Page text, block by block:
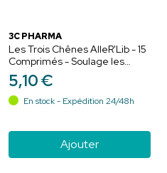
3C PHARMA
Les Trois Chênes AlleR'Lib - 15
Comprimés - Soulage les
gênes saisonnières
5,10€
En stock - Expédition 24/48h
Ajouter